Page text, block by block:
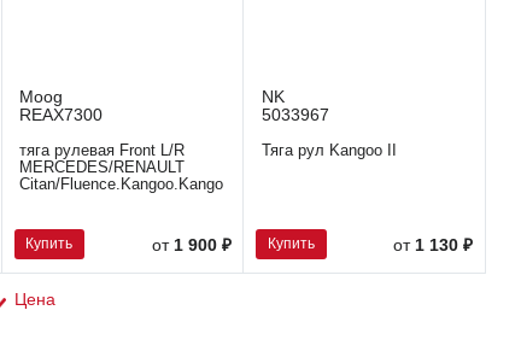
Moog
REAX7300
тяга рулевая Front L/R
MERCEDES/RENAULT
Citan/Fluence.Kangoo.KangooExpress.Megan
Купить от 1 900 ₽
NK
5033967
Тяга рул Kangoo II
Купить от 1 130 ₽
Цена